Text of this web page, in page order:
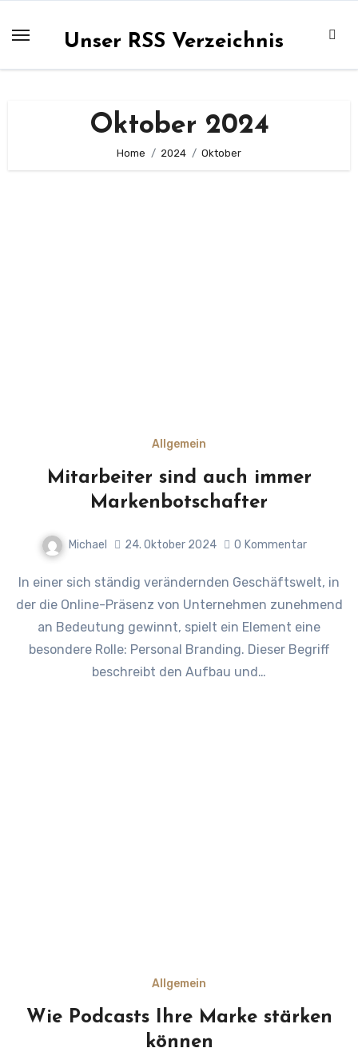
Inhalt
Unser RSS Verzeichnis
Oktober 2024
Home 2024 Oktober
Allgemein
Mitarbeiter sind auch immer
Markenbotschafter
Michael 24. Oktober 2024 0 Kommentar
In einer sich ständig verändernden Geschäftswelt, in
der die Online-Präsenz von Unternehmen zunehmend
an Bedeutung gewinnt, spielt ein Element eine
besondere Rolle: Personal Branding. Dieser Begriff
beschreibt den Aufbau und…
Allgemein
Wie Podcasts Ihre Marke stärken
können